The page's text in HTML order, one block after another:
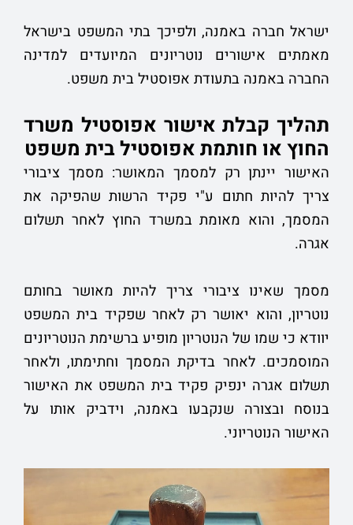
ישראל חברה באמנה, ולפיכך בתי המשפט בישראל
מאמתים אישורים נוטריונים המיועדים למדינה
החברה באמנה בתעודת אפוסטיל בית משפט.
תהליך קבלת אישור אפוסטיל משרד
החוץ או חותמת אפוסטיל בית משפט
האישור יינתן רק למסמך המאושר: מסמך ציבורי
צריך להיות חתום ע"י פקיד הרשות שהפיקה את
המסמך, והוא מאומת במשרד החוץ לאחר תשלום
אגרה.
מסמך שאינו ציבורי צריך להיות מאושר בחותם
נוטריון, והוא יאושר רק לאחר שפקיד בית המשפט
יוודא כי שמו של הנוטריון מופיע ברשימת הנוטריונים
המוסמכים. לאחר בדיקת המסמך וחתימתו, ולאחר
תשלום אגרה ינפיק פקיד בית המשפט את האישור
בנוסח ובצורה שנקבעו באמנה, וידביק אותו על
האישור הנוטריוני.